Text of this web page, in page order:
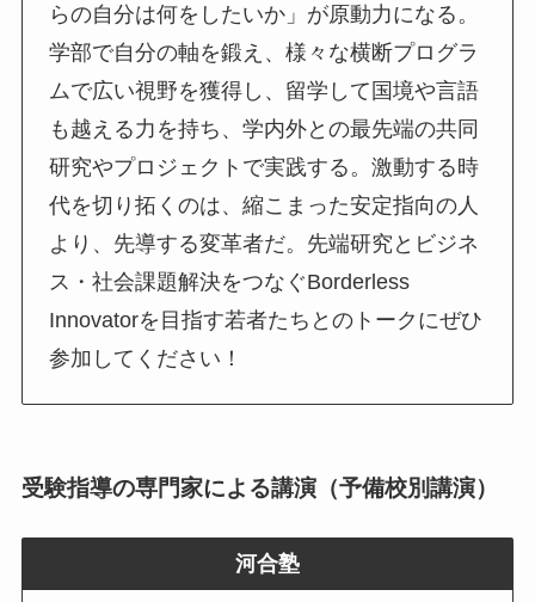
らの自分は何をしたいか」が原動力になる。
学部で自分の軸を鍛え、様々な横断プログラ
ムで広い視野を獲得し、留学して国境や言語
も越える力を持ち、学内外との最先端の共同
研究やプロジェクトで実践する。激動する時
代を切り拓くのは、縮こまった安定指向の人
より、先導する変革者だ。先端研究とビジネ
ス・社会課題解決をつなぐBorderless
Innovatorを目指す若者たちとのトークにぜひ
参加してください！
受験指導の専門家による講演（予備校別講演）
河合塾